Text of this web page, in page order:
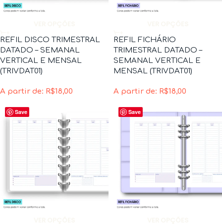
REFIL DISCO TRIMESTRAL
DATADO – SEMANAL
VERTICAL E MENSAL
(TRIVDAT01)
A partir de: R$18,00
REFIL FICHÁRIO
TRIMESTRAL DATADO –
SEMANAL VERTICAL E
MENSAL (TRIVDAT01)
A partir de: R$18,00
Save Save